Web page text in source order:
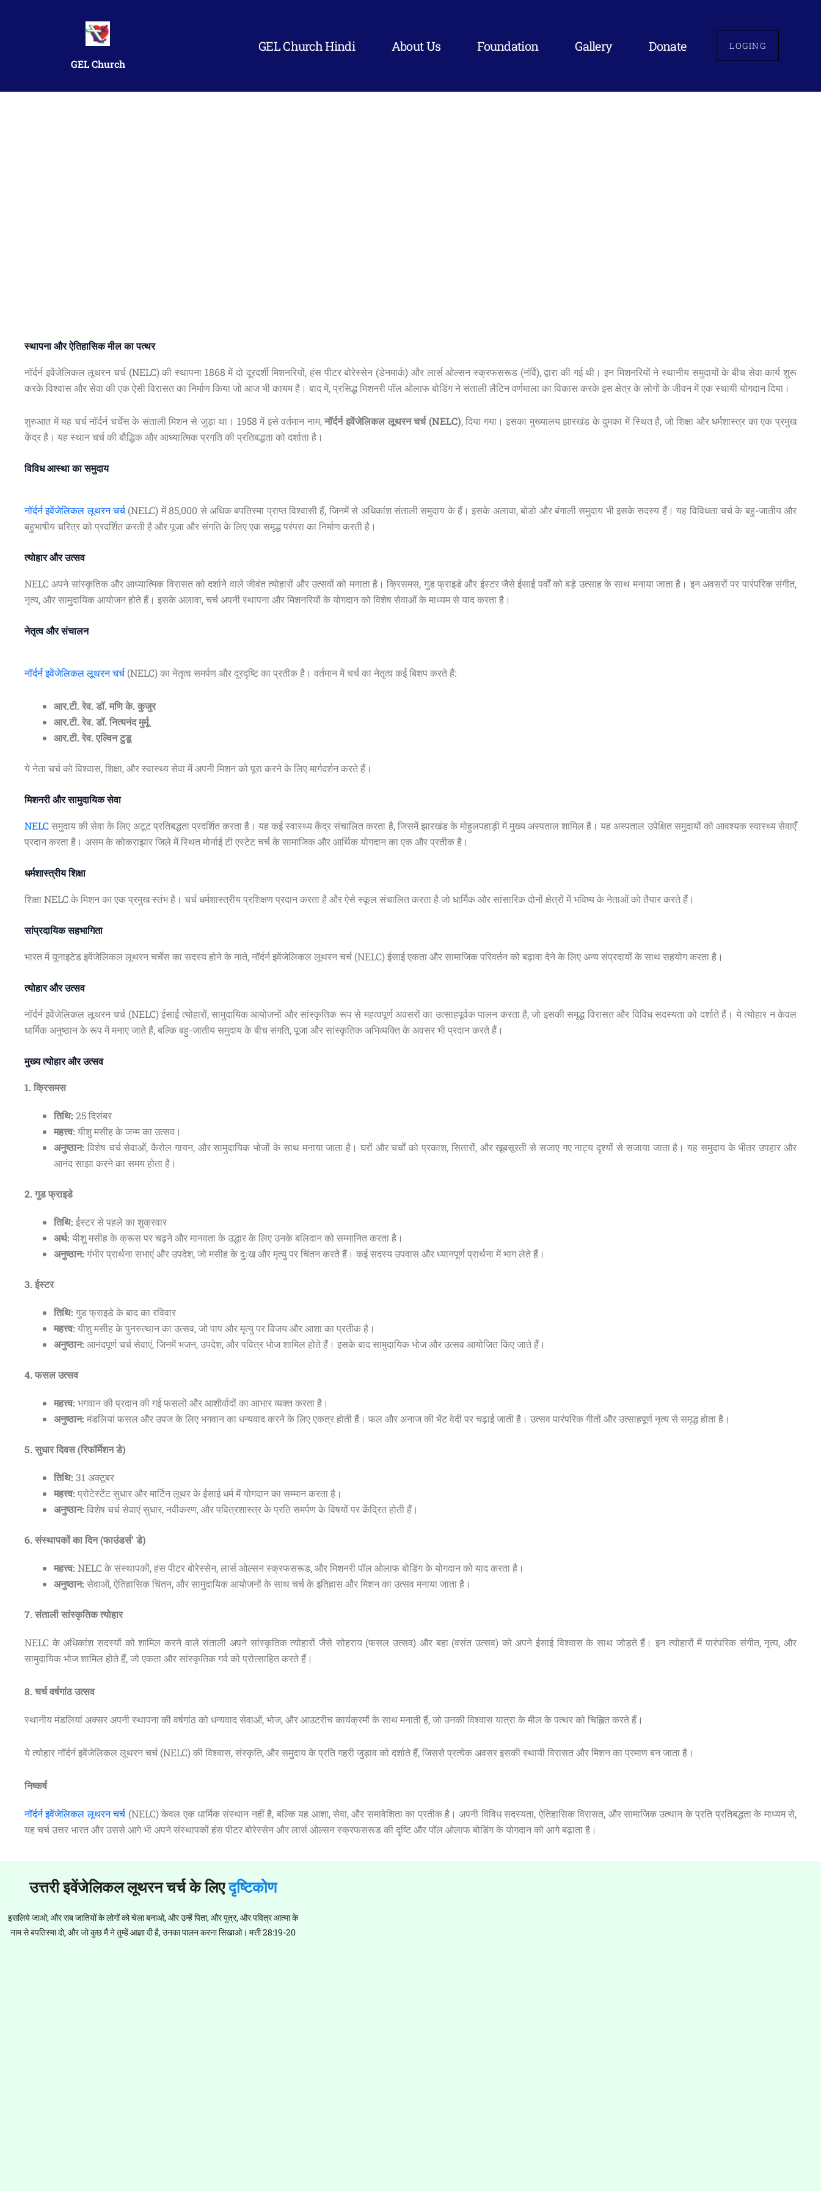
GEL Church
GEL Church Hindi About Us Foundation Gallery Donate LOGING
स्थापना और ऐतिहासिक मील का पत्थर
नॉर्दर्न इवेंजेलिकल लूथरन चर्च (NELC) की स्थापना 1868 में दो दूरदर्शी मिशनरियों, हंस पीटर बोरेस्सेन (डेनमार्क) और लार्स ओल्सन स्क्रफसरूड (नॉर्वे), द्वारा की गई थी। इन मिशनरियों ने स्थानीय समुदायों के बीच सेवा कार्य शुरू
करके विश्वास और सेवा की एक ऐसी विरासत का निर्माण किया जो आज भी कायम है। बाद में, प्रसिद्ध मिशनरी पॉल ओलाफ बोडिंग ने संताली लैटिन वर्णमाला का विकास करके इस क्षेत्र के लोगों के जीवन में एक स्थायी योगदान दिया।
शुरुआत में यह चर्च नॉर्दर्न चर्चेस के संताली मिशन से जुड़ा था। 1958 में इसे वर्तमान नाम,नॉर्दर्न इवेंजेलिकल लूथरन चर्च (NELC), दिया गया। इसका मुख्यालय झारखंड के दुमका में स्थित है, जो शिक्षा और धर्मशास्त्र का एक प्रमुख
केंद्र है। यह स्थान चर्च की बौद्धिक और आध्यात्मिक प्रगति की प्रतिबद्धता को दर्शाता है।
विविध आस्था का समुदाय
नॉर्दर्न इवेंजेलिकल लूथरन चर्च (NELC) में 85,000 से अधिक बपतिस्मा प्राप्त विश्वासी हैं, जिनमें से अधिकांश संताली समुदाय के हैं। इसके अलावा, बोडो और बंगाली समुदाय भी इसके सदस्य हैं। यह विविधता चर्च के बहु-जातीय और
बहुभाषीय चरित्र को प्रदर्शित करती है और पूजा और संगति के लिए एक समृद्ध परंपरा का निर्माण करती है।
त्योहार और उत्सव
NELC अपने सांस्कृतिक और आध्यात्मिक विरासत को दर्शाने वाले जीवंत त्योहारों और उत्सवों को मनाता है। क्रिसमस, गुड फ्राइडे और ईस्टर जैसे ईसाई पर्वों को बड़े उत्साह के साथ मनाया जाता है। इन अवसरों पर पारंपरिक संगीत,
नृत्य, और सामुदायिक आयोजन होते हैं। इसके अलावा, चर्च अपनी स्थापना और मिशनरियों के योगदान को विशेष सेवाओं के माध्यम से याद करता है।
नेतृत्व और संचालन
नॉर्दर्न इवेंजेलिकल लूथरन चर्च (NELC) का नेतृत्व समर्पण और दूरदृष्टि का प्रतीक है। वर्तमान में चर्च का नेतृत्व कई बिशप करते हैं:
आर.टी. रेव. डॉ. मणि के. कुजुर
आर.टी. रेव. डॉ. नित्यनंद मुर्मू
आर.टी. रेव. एल्विन टुडू
ये नेता चर्च को विश्वास, शिक्षा, और स्वास्थ्य सेवा में अपनी मिशन को पूरा करने के लिए मार्गदर्शन करते हैं।
मिशनरी और सामुदायिक सेवा
NELCसमुदाय की सेवा के लिए अटूट प्रतिबद्धता प्रदर्शित करता है। यह कई स्वास्थ्य केंद्र संचालित करता है, जिसमें झारखंड के मोहुलपहाड़ी में मुख्य अस्पताल शामिल है। यह अस्पताल उपेक्षित समुदायों को आवश्यक स्वास्थ्य सेवाएँ
प्रदान करता है। असम के कोकराझार जिले में स्थित मोर्नाई टी एस्टेट चर्च के सामाजिक और आर्थिक योगदान का एक और प्रतीक है।
धर्मशास्त्रीय शिक्षा
शिक्षा NELC के मिशन का एक प्रमुख स्तंभ है। चर्च धर्मशास्त्रीय प्रशिक्षण प्रदान करता है और ऐसे स्कूल संचालित करता है जो धार्मिक और सांसारिक दोनों क्षेत्रों में भविष्य के नेताओं को तैयार करते हैं।
सांप्रदायिक सहभागिता
भारत में यूनाइटेड इवेंजेलिकल लूथरन चर्चेस का सदस्य होने के नाते, नॉर्दर्न इवेंजेलिकल लूथरन चर्च (NELC) ईसाई एकता और सामाजिक परिवर्तन को बढ़ावा देने के लिए अन्य संप्रदायों के साथ सहयोग करता है।
त्योहार और उत्सव
नॉर्दर्न इवेंजेलिकल लूथरन चर्च (NELC) ईसाई त्योहारों, सामुदायिक आयोजनों और सांस्कृतिक रूप से महत्वपूर्ण अवसरों का उत्साहपूर्वक पालन करता है, जो इसकी समृद्ध विरासत और विविध सदस्यता को दर्शाते हैं। ये त्योहार न केवल
धार्मिक अनुष्ठान के रूप में मनाए जाते हैं, बल्कि बहु-जातीय समुदाय के बीच संगति, पूजा और सांस्कृतिक अभिव्यक्ति के अवसर भी प्रदान करते हैं।
मुख्य त्योहार और उत्सव
1. क्रिसमस
तिथि: 25 दिसंबर
महत्त्व: यीशु मसीह के जन्म का उत्सव।
अनुष्ठान: विशेष चर्च सेवाओं, कैरोल गायन, और सामुदायिक भोजों के साथ मनाया जाता है। घरों और चर्चों को प्रकाश, सितारों, और खूबसूरती से सजाए गए नाट्य दृश्यों से सजाया जाता है। यह समुदाय के भीतर उपहार और
आनंद साझा करने का समय होता है।
2. गुड फ्राइडे
तिथि: ईस्टर से पहले का शुक्रवार
अर्थ: यीशु मसीह के क्रूस पर चढ़ने और मानवता के उद्धार के लिए उनके बलिदान को सम्मानित करता है।
अनुष्ठान: गंभीर प्रार्थना सभाएं और उपदेश, जो मसीह के दुःख और मृत्यु पर चिंतन करते हैं। कई सदस्य उपवास और ध्यानपूर्ण प्रार्थना में भाग लेते हैं।
3. ईस्टर
तिथि: गुड फ्राइडे के बाद का रविवार
महत्त्व: यीशु मसीह के पुनरुत्थान का उत्सव, जो पाप और मृत्यु पर विजय और आशा का प्रतीक है।
अनुष्ठान: आनंदपूर्ण चर्च सेवाएं, जिनमें भजन, उपदेश, और पवित्र भोज शामिल होते हैं। इसके बाद सामुदायिक भोज और उत्सव आयोजित किए जाते हैं।
4. फसल उत्सव
महत्त्व: भगवान की प्रदान की गई फसलों और आशीर्वादों का आभार व्यक्त करता है।
अनुष्ठान: मंडलियां फसल और उपज के लिए भगवान का धन्यवाद करने के लिए एकत्र होती हैं। फल और अनाज की भेंट वेदी पर चढ़ाई जाती है। उत्सव पारंपरिक गीतों और उत्साहपूर्ण नृत्य से समृद्ध होता है।
5. सुधार दिवस (रिफॉर्मेशन डे)
तिथि: 31 अक्टूबर
महत्त्व: प्रोटेस्टेंट सुधार और मार्टिन लूथर के ईसाई धर्म में योगदान का सम्मान करता है।
अनुष्ठान: विशेष चर्च सेवाएं सुधार, नवीकरण, और पवित्रशास्त्र के प्रति समर्पण के विषयों पर केंद्रित होती हैं।
6. संस्थापकों का दिन (फाउंडर्स’ डे)
महत्त्व: NELC के संस्थापकों, हंस पीटर बोरेस्सेन, लार्स ओल्सन स्क्रफसरूड, और मिशनरी पॉल ओलाफ बोडिंग के योगदान को याद करता है।
अनुष्ठान: सेवाओं, ऐतिहासिक चिंतन, और सामुदायिक आयोजनों के साथ चर्च के इतिहास और मिशन का उत्सव मनाया जाता है।
7. संताली सांस्कृतिक त्योहार
NELC के अधिकांश सदस्यों को शामिल करने वाले संताली अपने सांस्कृतिक त्योहारों जैसे सोहराय (फसल उत्सव) और बहा (वसंत उत्सव) को अपने ईसाई विश्वास के साथ जोड़ते हैं। इन त्योहारों में पारंपरिक संगीत, नृत्य, और
सामुदायिक भोज शामिल होते हैं, जो एकता और सांस्कृतिक गर्व को प्रोत्साहित करते हैं।
8. चर्च वर्षगांठ उत्सव
स्थानीय मंडलियां अक्सर अपनी स्थापना की वर्षगांठ को धन्यवाद सेवाओं, भोज, और आउटरीच कार्यक्रमों के साथ मनाती हैं, जो उनकी विश्वास यात्रा के मील के पत्थर को चिह्नित करते हैं।
ये त्योहार नॉर्दर्न इवेंजेलिकल लूथरन चर्च (NELC) की विश्वास, संस्कृति, और समुदाय के प्रति गहरी जुड़ाव को दर्शाते हैं, जिससे प्रत्येक अवसर इसकी स्थायी विरासत और मिशन का प्रमाण बन जाता है।
निष्कर्ष
नॉर्दर्न इवेंजेलिकल लूथरन चर्च (NELC) केवल एक धार्मिक संस्थान नहीं है, बल्कि यह आशा, सेवा, और समावेशिता का प्रतीक है। अपनी विविध सदस्यता, ऐतिहासिक विरासत, और सामाजिक उत्थान के प्रति प्रतिबद्धता के माध्यम से,
यह चर्च उत्तर भारत और उससे आगे भी अपने संस्थापकों हंस पीटर बोरेस्सेन और लार्स ओल्सन स्क्रफसरूड की दृष्टि और पॉल ओलाफ बोडिंग के योगदान को आगे बढ़ाता है।
उत्तरी इवेंजेलिकल लूथरन चर्च के लिएदृष्टिकोण
इसलिये जाओ, और सब जातियों के लोगों को चेला बनाओ, और उन्हें पिता, और पुत्र, और पवित्र आत्मा के
नाम से बपतिस्मा दो, और जो कुछ मैं ने तुम्हें आज्ञा दी है, उनका पालन करना सिखाओ। मत्ती 28:19-20